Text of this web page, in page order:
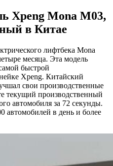
Xpeng Mona M03,
в Китае
лифтбека Mona
месяца. Эта модель
быстрой
Xpeng. Китайский
свои производственные
текущий производственный
автомобиля за 72 секунды.
автомобилей в день и более